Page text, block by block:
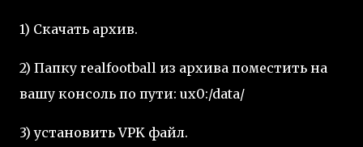
1) Скачать архив.
2) Папку realfootball из архива поместить на
вашу консоль по пути: ux0:/data/
3) установить VPK файл.